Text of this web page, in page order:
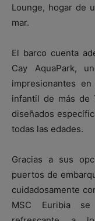
Lounge, hogar de
mar.
El barco cuenta
Cay AquaPark,
impresionantes
infantil de más de
diseñados
todas las edades.
Gracias a sus
puertos de
cuidadosamente
MSC Euribia